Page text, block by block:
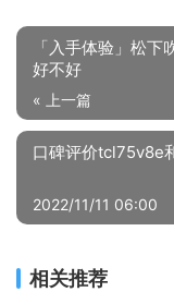
「入手体验」松
好不好
« 上一篇
口碑评价tcl75v8e
2022/11/11 06:00
相关推荐